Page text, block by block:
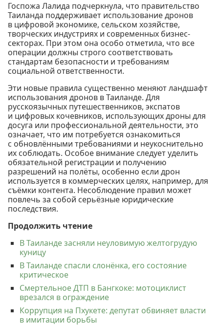
Госпожа Лалида подчеркнула, что правительство
Таиланда поддерживает использование дронов
в цифровой экономике, сельском хозяйстве,
творческих индустриях и современных бизнес-
секторах. При этом она особо отметила, что все
операции должны строго соответствовать
стандартам безопасности и требованиям
социальной ответственности.
Эти новые правила существенно меняют ландшафт
использования дронов в Таиланде. Для
русскоязычных путешественников, экспатов
и цифровых кочевников, использующих дроны для
досуга или профессиональной деятельности, это
означает, что им потребуется ознакомиться
с обновлёнными требованиями и неукоснительно
их соблюдать. Особое внимание следует уделить
обязательной регистрации и получению
разрешений на полёты, особенно если дрон
используется в коммерческих целях, например, для
съёмки контента. Несоблюдение правил может
повлечь за собой серьёзные юридические
последствия.
Продолжить чтение
В Таиланде засняли неуловимую желтогрудую
куницу
В Таиланде спасли слонёнка, его состояние
критическое
Смертельное ДТП в Бангкоке: мотоциклист
врезался в ограждение
Коррупция на Пхукете: депутат обвиняет власти
в имитации борьбы